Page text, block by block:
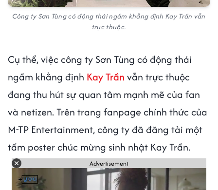
Công ty Sơn Tùng có động thái ngầm khẳng định Kay Trần vẫn
trực thuộc.
Cụ thể, việc công ty Sơn Tùng có động thái
ngầm khẳng định Kay Trần vẫn trực thuộc
đang thu hút sự quan tâm mạnh mẽ của fan
và netizen. Trên trang fanpage chính thức của
M-TP Entertainment, công ty đã đăng tải một
tấm poster chúc mừng sinh nhật Kay Trần.
Advertisement